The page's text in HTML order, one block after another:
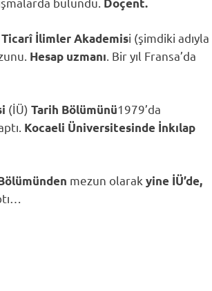
Doçent.
İlimler Akademisi (şimdiki adıyla
Hesap uzmanı. Bir yıl Fransa’da
(İÜ) Tarih Bölümünü1979’da
Kocaeli Üniversitesinde İnkılap
mezun olarak yine İÜ’de,